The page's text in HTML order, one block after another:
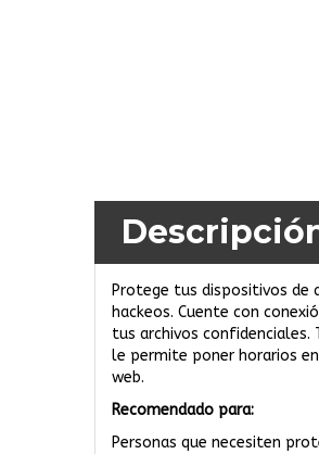
Protege tus dispositivos de
hackeos. Cuente con
tus archivos
le permite poner horarios
web.
Recomendado para:
Personas que necesiten